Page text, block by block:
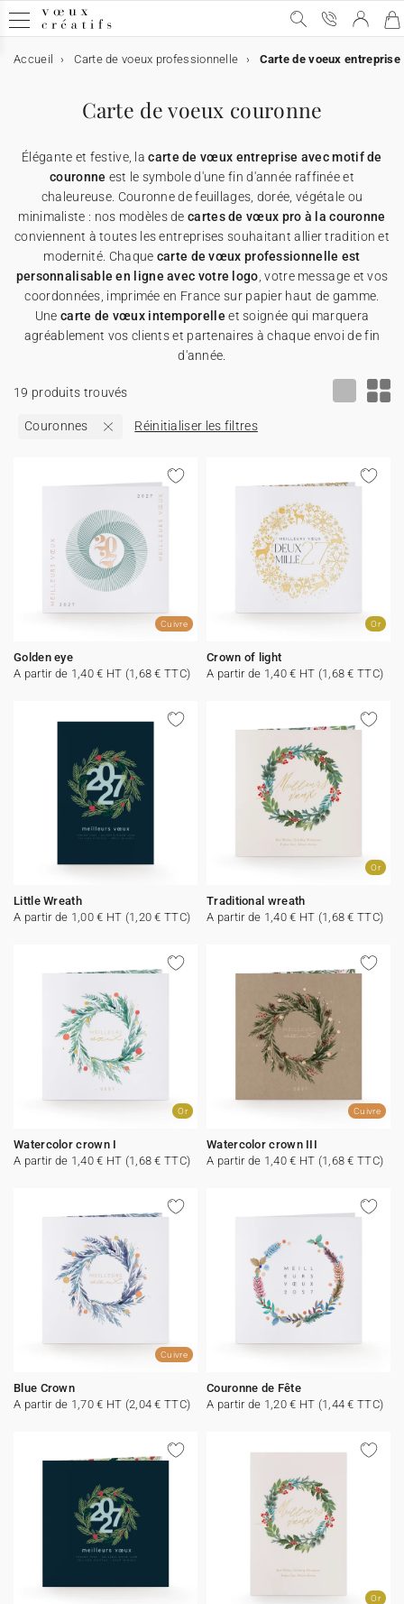
Carte de voeux
Carte de voeux
➞ Toutes les cartes de voeux
Carte de voeux avec dorure
Carte de voeux humour
Carte de voeux Noël
Carte de voeux originale
Carte de voeux 100% personnalisable
★ Demande d'échantillons
★ Demande de devis
Carte de voeux digitale
Carte de voeux digitale
➞ Toutes les cartes digitales
Carte de voeux virtuelle
Carte de voeux vidéo
Carte de voeux vidéo premium
★ Demande de devis
Carte de voeux & chocolat
Carte de voeux & chocolat
➞ Toutes les cartes chocolats
Etui chocolat
Tablette chocolat
Carte avec deux chocolats
★ Demande d'échantillons
Calendrier personnalisé
Calendrier personnalisé
➞ Tous les calendriers
★ Demande de devis
Objets personnalisés
Objets personnalisés
➞ Tous les supports
Affiches
Appareils photos jetables
Cartes cadeau
Cartes de remerciements
Produits sur mesure
Cartes postales
Etiquettes d'enveloppe
Menus
Accueil Carte de voeux professionnelle Carte de voeux entreprise
Carte de voeux couronne
Élégante et festive, lacarte de vœux entreprise avec motif de
couronne est le symbole d'une fin d'année raffinée et
chaleureuse. Couronne de feuillages, dorée, végétale ou
minimaliste : nos modèles decartes de vœux pro à la couronne
conviennent à toutes les entreprises souhaitant allier tradition et
modernité. Chaque carte de vœux professionnelle est
personnalisable en ligne avec votre logo , votre message et vos
coordonnées, imprimée en France sur papier haut de gamme.
Unecarte de vœux intemporelle et soignée qui marquera
agréablement vos clients et partenaires à chaque envoi de fin
d'année.
Couronnes Réinitialiser les filtres
19 produits trouvés
Cuivre
Golden eye
A partir de 1,40 € HT (1,68 € TTC)
Or
Crown of light
A partir de 1,40 € HT (1,68 € TTC)
Little Wreath
A partir de 1,00 € HT (1,20 € TTC)
Or
Traditional wreath
A partir de 1,40 € HT (1,68 € TTC)
Or
Watercolor crown I
A partir de 1,40 € HT (1,68 € TTC)
Cuivre
Watercolor crown III
A partir de 1,40 € HT (1,68 € TTC)
Cuivre
Blue Crown
A partir de 1,70 € HT (2,04 € TTC)
Couronne de Fête
A partir de 1,20 € HT (1,44 € TTC)
Or